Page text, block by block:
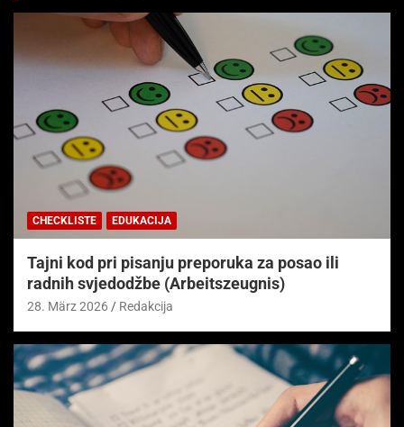
CHECKLISTE EDUKACIJA
Tajni kod pri pisanju preporuka za posao ili
radnih svjedodžbe (Arbeitszeugnis)
28. März 2026 Redakcija